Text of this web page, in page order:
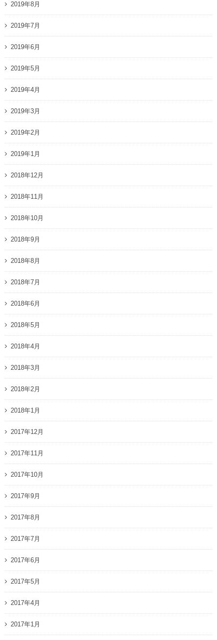
2019年8月
2019年7月
2019年6月
2019年5月
2019年4月
2019年3月
2019年2月
2019年1月
2018年12月
2018年11月
2018年10月
2018年9月
2018年8月
2018年7月
2018年6月
2018年5月
2018年4月
2018年3月
2018年2月
2018年1月
2017年12月
2017年11月
2017年10月
2017年9月
2017年8月
2017年7月
2017年6月
2017年5月
2017年4月
2017年1月